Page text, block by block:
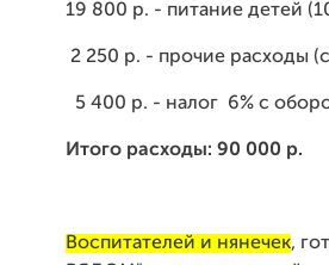
19 800 р. - питание детей
2 250 р. - прочие расходы
5 400 р. - налог 6% с
Итого расходы: 90 000 р.
Воспитателей и нянечек,